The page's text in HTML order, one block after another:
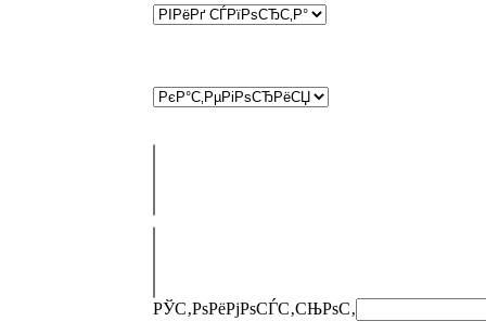
РЎС‚РѕРёРјРѕСЃС‚СЊРѕС‚